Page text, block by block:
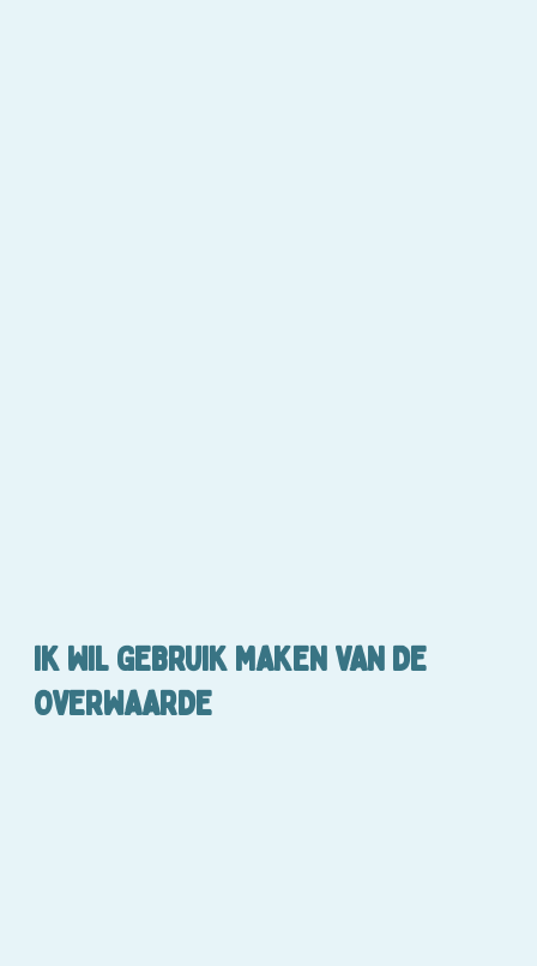
IK WIL GEBRUIK MAKEN VAN DE
OVERWAARDE